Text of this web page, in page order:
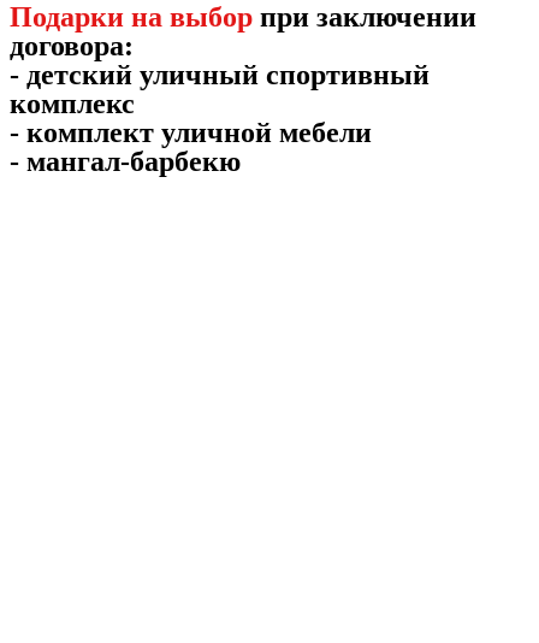
Подарки на выбор при заключении
договора:
- детский уличный спортивный
комплекс
- комплект уличной мебели
- мангал-барбекю